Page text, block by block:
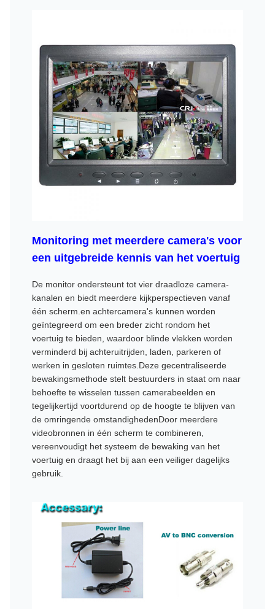
Monitoring met meerdere camera's voor
een uitgebreide kennis van het voertuig
De monitor ondersteunt tot vier draadloze camera-
kanalen en biedt meerdere kijkperspectieven vanaf
één scherm.en achtercamera's kunnen worden
geïntegreerd om een breder zicht rondom het
voertuig te bieden, waardoor blinde vlekken worden
verminderd bij achteruitrijden, laden, parkeren of
werken in gesloten ruimtes.Deze gecentraliseerde
bewakingsmethode stelt bestuurders in staat om naar
behoefte te wisselen tussen camerabeelden en
tegelijkertijd voortdurend op de hoogte te blijven van
de omringende omstandighedenDoor meerdere
videobronnen in één scherm te combineren,
vereenvoudigt het systeem de bewaking van het
voertuig en draagt het bij aan een veiliger dagelijks
gebruik.